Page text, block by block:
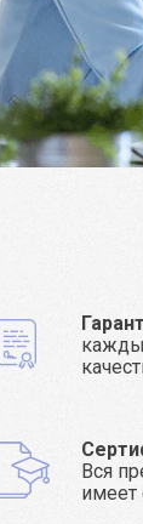
Вся
имеет